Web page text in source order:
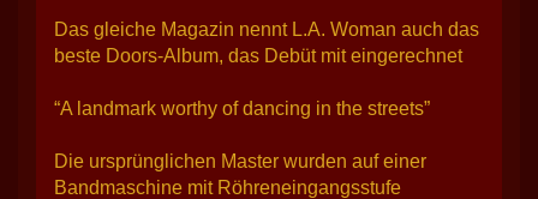
Das gleiche Magazin nennt L.A. Woman auch das
beste Doors-Album, das Debüt mit eingerechnet
“A landmark worthy of dancing in the streets”
Die ursprünglichen Master wurden auf einer
Bandmaschine mit Röhreneingangsstufe